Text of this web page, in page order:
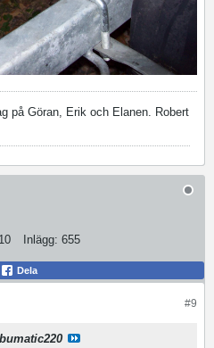
på Göran, Erik och Elanen. Robert
Inlägg: 655
Dela
#9